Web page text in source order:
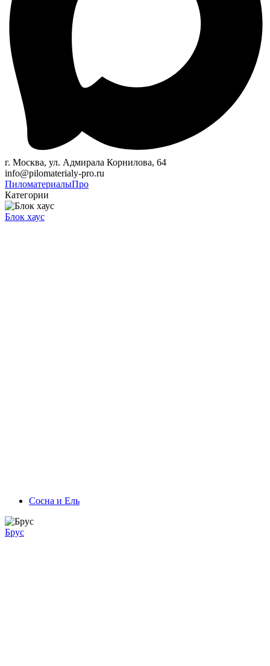
г. Москва, ул. Адмирала Корнилова, 64
info@pilomaterialy-pro.ru
ПиломатериалыПро
Категории
Блок хаус
Сосна и Ель
Брус